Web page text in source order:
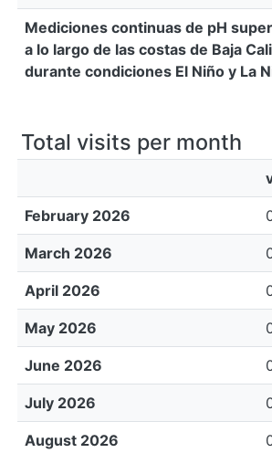
Mediciones continuas de pH
a lo largo de las costas de Baja
durante condiciones El Niño y La
Total visits per month
February 2026
March 2026
April 2026
May 2026
June 2026
July 2026
August 2026